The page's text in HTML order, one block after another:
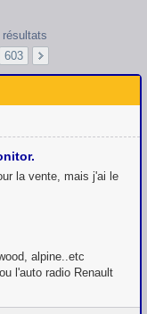
résultats
603
la vente, mais j'ai le
alpine..etc
l'auto radio Renault